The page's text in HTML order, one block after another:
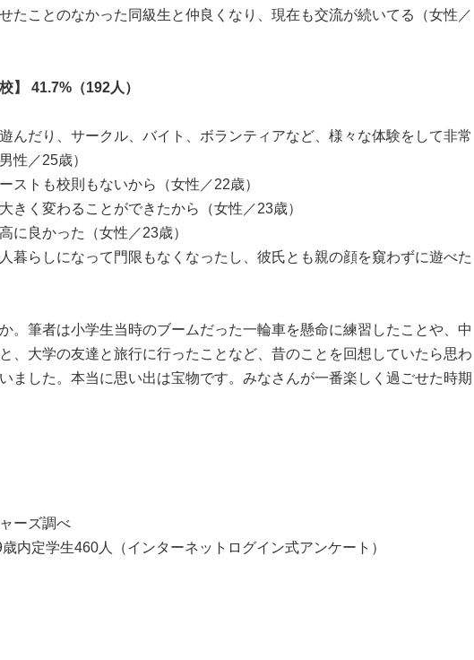
たことのなかった同級生と仲良くなり、現在も交流が続いてる（女性／
】 41.7%（192人）
んだり、サークル、バイト、ボランティアなど、様々な体験をして非常
性／25歳）
ストも校則もないから（女性／22歳）
きく変わることができたから（女性／23歳）
に良かった（女性／23歳）
暮らしになって門限もなくなったし、彼氏とも親の顔を窺わずに遊べた
。筆者は小学生当時のブームだった一輪車を懸命に練習したことや、中
、大学の友達と旅行に行ったことなど、昔のことを回想していたら思わ
ました。本当に思い出は宝物です。みなさんが一番楽しく過ごせた時期
ーズ調べ
内定学生460人（インターネットログイン式アンケート）